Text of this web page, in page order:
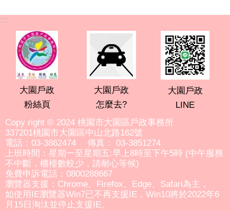
:::
大園戶政
粉絲頁
大園戶政
怎麼去?
大園戶政
LINE
Copy right © 2024 桃園市大園區戶政事務所
337201桃園市大園區中山北路162號
電話：03-3862474 傳真： 03-3851274
上班時間：星期一至星期五:早上8時至下午5時 (中午服務
不中斷，櫃檯數較少，請耐心等候)
免費申訴電話：0800288667
瀏覽器支援：Chrome、Firefox、Edge、Safari為主，
如使用IE瀏覽器Win7已不再支援IE，Win10將於2022年6
月15日淘汰並停止支援IE。